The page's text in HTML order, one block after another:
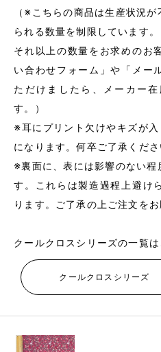
（※こちらの商品は生産状況
られる数量を制限しています。
それ以上の数量をお求めのお
い合わせフォーム」や「メー
ただけましたら、メーカー
す。）
※耳にプリント欠けやキズが
になります。何卒ご了承くださ
※裏面に、表には影響のない程
す。これらは製造過程上避け
ります。ご了承の上ご注文をお
クールクロスシリーズの一覧は
クールクロスシリーズ